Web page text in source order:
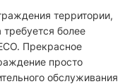
территории,
более
Прекрасное
просто
обслуживания